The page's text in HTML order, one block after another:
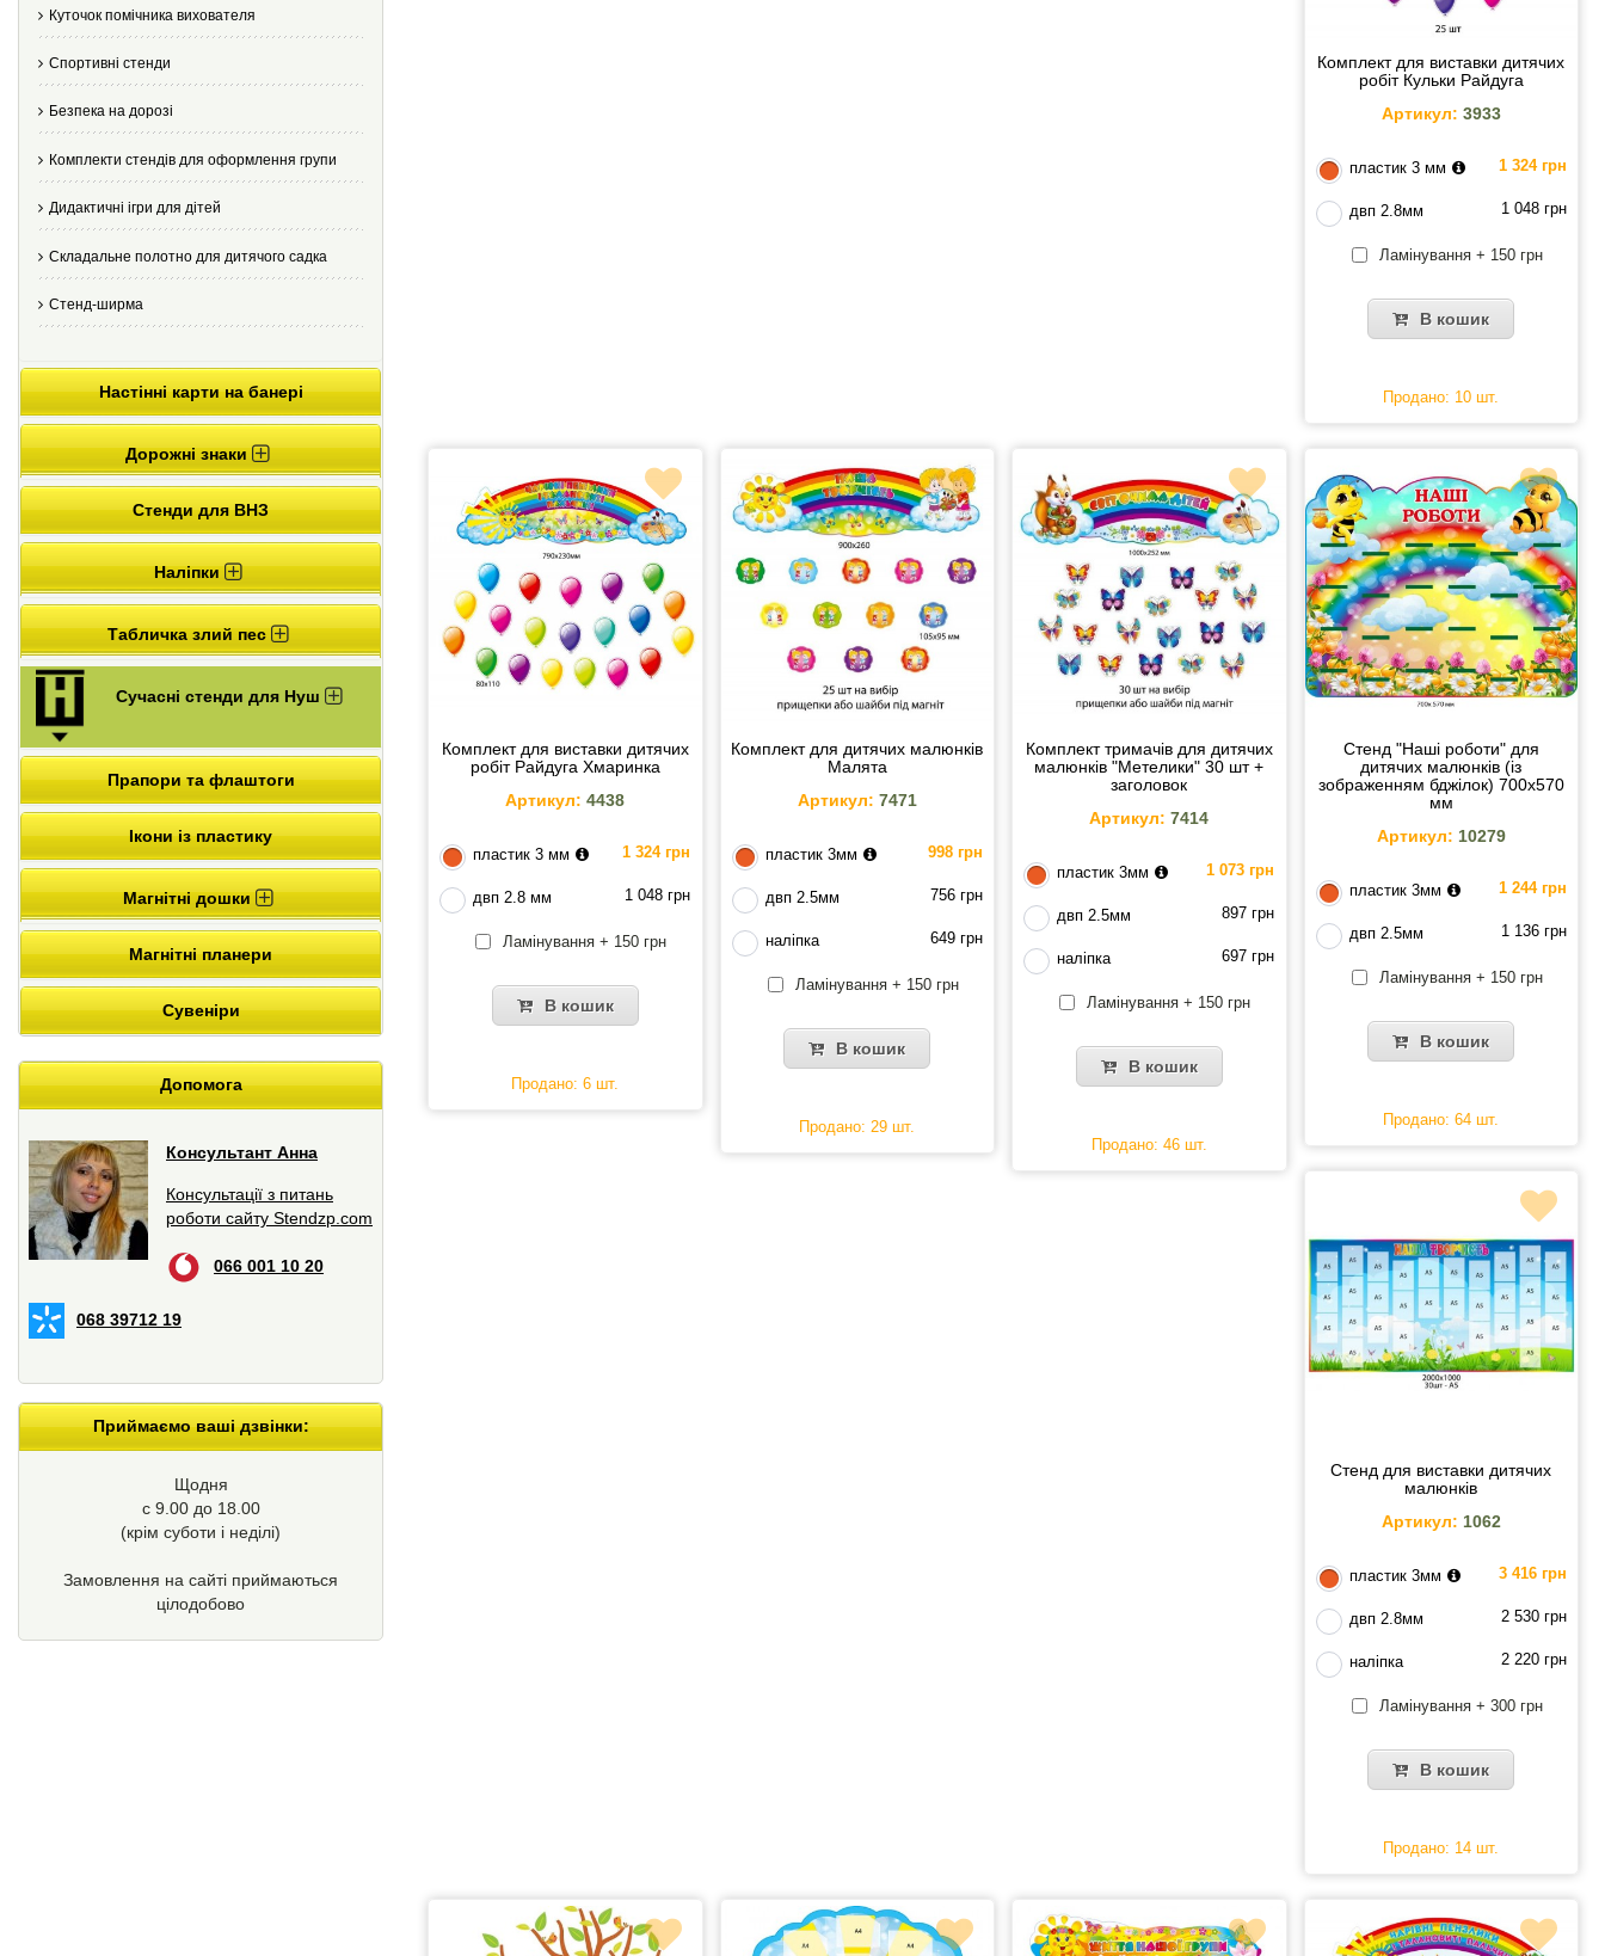
Куточок помічника вихователя
Спортивні стенди
Безпека на дорозі
Комплекти стендів для оформлення групи
Дидактичні ігри для дітей
Складальне полотно для дитячого садка
Стенд-ширма
Настінні карти на банері
Дорожні знаки
Стенди для ВНЗ
Наліпки
Табличка злий пес
Сучасні стенди для Нуш
Прапори та флаштоги
Ікони із пластику
Магнітні дошки
Магнітні планери
Сувеніри
Допомога
Консультант Анна
Консультації з питань
роботи сайту Stendzp.com
066 001 10 20
068 39712 19
Приймаємо ваші дзвінки:
Щодня
с 9.00 до 18.00
(крім суботи і неділі)
Замовлення на сайті приймаються
цілодобово
Комплект для виставки дитячих
робіт Кульки Райдуга
Артикул: 3933
пластик 3 мм 1 324 грн
двп 2.8мм 1 048 грн
Ламінування + 150 грн
В кошик
Продано: 10 шт.
Комплект для виставки дитячих
робіт Райдуга Хмаринка
Артикул: 4438
пластик 3 мм 1 324 грн
двп 2.8 мм 1 048 грн
Ламінування + 150 грн
В кошик
Продано: 6 шт.
Комплект для дитячих малюнків
Малята
Артикул: 7471
пластик 3мм 998 грн
двп 2.5мм 756 грн
наліпка 649 грн
Ламінування + 150 грн
В кошик
Продано: 29 шт.
Комплект тримачів для дитячих
малюнків "Метелики" 30 шт +
заголовок
Артикул: 7414
пластик 3мм 1 073 грн
двп 2.5мм 897 грн
наліпка 697 грн
Ламінування + 150 грн
В кошик
Продано: 46 шт.
Стенд "Наші роботи" для
дитячих малюнків (із
зображенням бджілок) 700х570
мм
Артикул: 10279
пластик 3мм 1 244 грн
двп 2.5мм 1 136 грн
Ламінування + 150 грн
В кошик
Продано: 64 шт.
Стенд для виставки дитячих
малюнків
Артикул: 1062
пластик 3мм 3 416 грн
двп 2.8мм 2 530 грн
наліпка 2 220 грн
Ламінування + 300 грн
В кошик
Продано: 14 шт.